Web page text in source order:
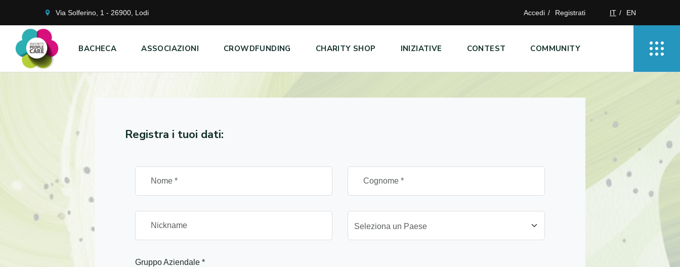
Via Solferino, 1 - 26900, Lodi Accedi Registrati IT EN
BACHECA ASSOCIAZIONI CROWDFUNDING CHARITY SHOP INIZIATIVE CONTEST COMMUNITY
Registra i tuoi dati:
Seleziona un Paese
Gruppo Aziendale *